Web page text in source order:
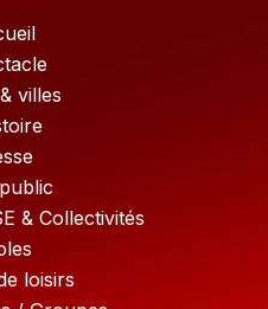
villes
& Collectivités
loisirs